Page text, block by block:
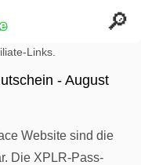
Links.
- August
Website sind die
Die XPLR-Pass-